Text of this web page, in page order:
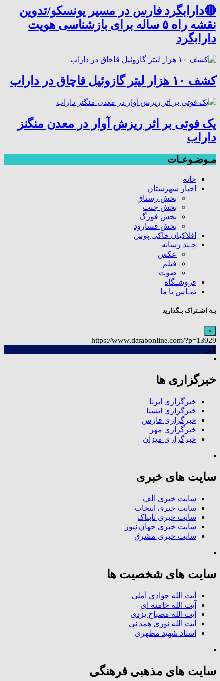
🔴دارابگرد فارس در مسیر یونسکو/تدوین
نقشه راه ۵ ساله برای بازشناسی هویت
دارابگرد
کشف ۱۰ هزار لیتر گازوئیل قاچاق در داراب
یک فوتی بر اثر ریزش آوار در معدن منگنز
داراب
مـوضـوعـات
خانه
اخبار شهرستان
بخش رستاق
بخش جنت
بخش فورگ
بخش فسارود
افلاکیان خاکی پوش
چـند رسانه
عکس
فیلم
صوت
فروشـگاه
تمـاس با ما
بـه اشـتراک بـگذارید
×
https://www.darabonline.com/?p=13929
کپی
خبرگزاری ها
خبرگزاری ایرنا
خبرگزاری ایسنا
خبرگزاری فارس
خبرگزاری مهر
خبرگزاری میزان
سایت های خبری
سایت خبری الف
سایت خبری انتخاب
سایت خبری تابناک
سایت خبری جهان نیوز
سایت خبری مشرق
سایت های شخصیت ها
آیت الله جوادی آملی
آیت الله خامنه ای
آیت الله مصباح یزدی
آیت الله نوری همدانی
استاد شهید مطهری
سایت های مذهبی فرهنگی